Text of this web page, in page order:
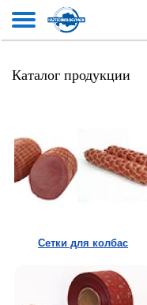
Каталог продукции
Сетки для колбас